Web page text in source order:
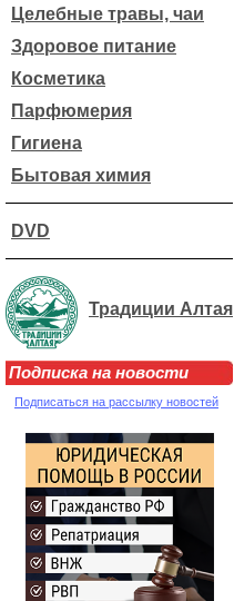
Целебные травы, чаи
Здоровое питание
Косметика
Парфюмерия
Гигиена
Бытовая химия
DVD
Традиции Алтая
Подписка на новости
Подписаться на рассылку новостей